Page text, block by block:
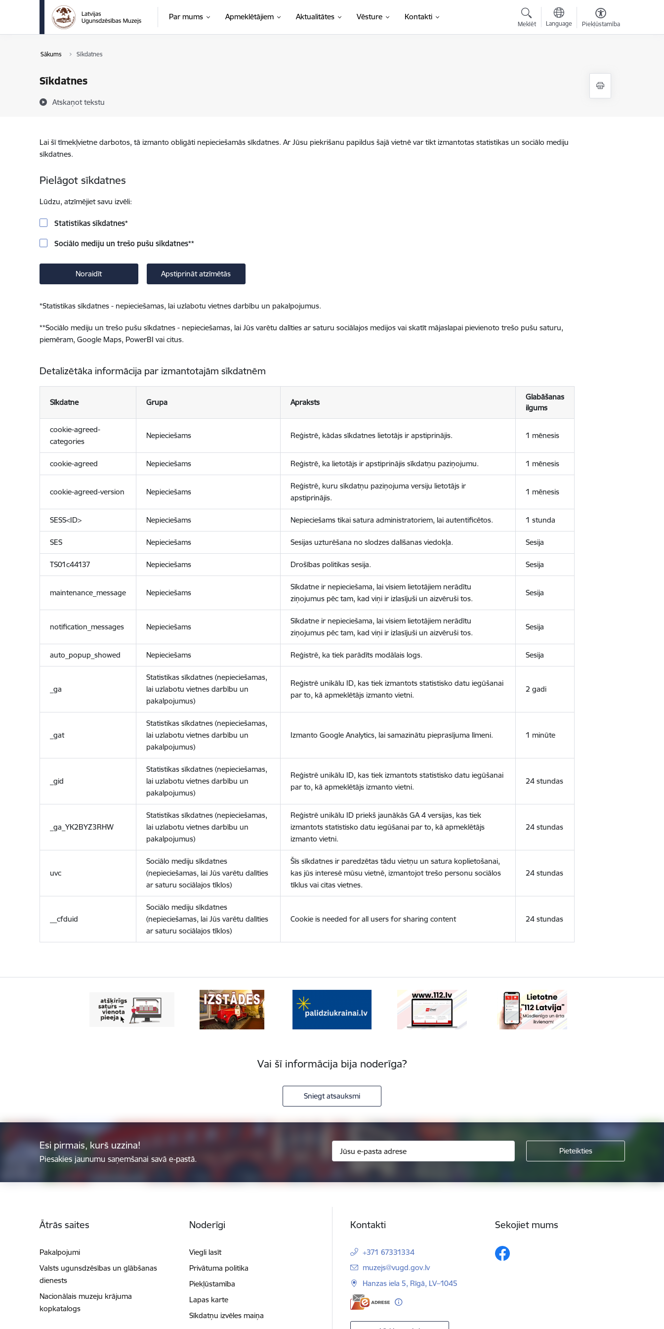
Pāriet uz lapas saturu
Par mums Apmeklētājiem Aktualitātes Vēsture Kontakti
Meklēt Language Piekļūstamība
Sākums Sīkdatnes
Sīkdatnes
Atskaņot tekstu
Lai šī tīmekļvietne darbotos, tā izmanto obligāti nepieciešamās sīkdatnes. Ar Jūsu piekrišanu papildus šajā vietnē var tikt izmantotas statistikas un sociālo mediju
sīkdatnes.
Pielāgot sīkdatnes
Lūdzu, atzīmējiet savu izvēli:
Statistikas sīkdatnes*
Sociālo mediju un trešo pušu sīkdatnes**
Noraidīt Apstiprināt atzīmētās
*Statistikas sīkdatnes - nepieciešamas, lai uzlabotu vietnes darbību un pakalpojumus.
**Sociālo mediju un trešo pušu sīkdatnes - nepieciešamas, lai Jūs varētu dalīties ar saturu sociālajos medijos vai skatīt mājaslapai pievienoto trešo pušu saturu,
piemēram, Google Maps, PowerBI vai citus.
Detalizētāka informācija par izmantotajām sīkdatnēm
Sīkdatne Grupa Apraksts
Glabāšanas
ilgums
cookie-agreed-
categories
Nepieciešams Reģistrē, kādas sīkdatnes lietotājs ir apstiprinājis. 1 mēnesis
cookie-agreed Nepieciešams Reģistrē, ka lietotājs ir apstiprinājis sīkdatņu paziņojumu. 1 mēnesis
cookie-agreed-version Nepieciešams
Reģistrē, kuru sīkdatņu paziņojuma versiju lietotājs ir
apstiprinājis.
1 mēnesis
SESS<ID> Nepieciešams Nepieciešams tikai satura administratoriem, lai autentificētos. 1 stunda
SES Nepieciešams Sesijas uzturēšana no slodzes dalīšanas viedokļa. Sesija
TS01c44137 Nepieciešams Drošības politikas sesija. Sesija
maintenance_message Nepieciešams
Sīkdatne ir nepieciešama, lai visiem lietotājiem nerādītu
ziņojumus pēc tam, kad viņi ir izlasījuši un aizvēruši tos.
Sesija
notification_messages Nepieciešams
Sīkdatne ir nepieciešama, lai visiem lietotājiem nerādītu
ziņojumus pēc tam, kad viņi ir izlasījuši un aizvēruši tos.
Sesija
auto_popup_showed Nepieciešams Reģistrē, ka tiek parādīts modālais logs. Sesija
_ga
Statistikas sīkdatnes (nepieciešamas,
lai uzlabotu vietnes darbību un
pakalpojumus)
Reģistrē unikālu ID, kas tiek izmantots statistisko datu iegūšanai
par to, kā apmeklētājs izmanto vietni.
2 gadi
_gat
Statistikas sīkdatnes (nepieciešamas,
lai uzlabotu vietnes darbību un
pakalpojumus)
Izmanto Google Analytics, lai samazinātu pieprasījuma līmeni. 1 minūte
_gid
Statistikas sīkdatnes (nepieciešamas,
lai uzlabotu vietnes darbību un
pakalpojumus)
Reģistrē unikālu ID, kas tiek izmantots statistisko datu iegūšanai
par to, kā apmeklētājs izmanto vietni.
24 stundas
_ga_YK2BYZ3RHW
Statistikas sīkdatnes (nepieciešamas,
lai uzlabotu vietnes darbību un
pakalpojumus)
Reģistrē unikālu ID priekš jaunākās GA 4 versijas, kas tiek
izmantots statistisko datu iegūšanai par to, kā apmeklētājs
izmanto vietni.
24 stundas
uvc
Sociālo mediju sīkdatnes
(nepieciešamas, lai Jūs varētu dalīties
ar saturu sociālajos tīklos)
Šīs sīkdatnes ir paredzētas tādu vietņu un satura koplietošanai,
kas jūs interesē mūsu vietnē, izmantojot trešo personu sociālos
tīklus vai citas vietnes.
24 stundas
__cfduid
Sociālo mediju sīkdatnes
(nepieciešamas, lai Jūs varētu dalīties
ar saturu sociālajos tīklos)
Cookie is needed for all users for sharing content 24 stundas
Vai šī informācija bija noderīga?
Sniegt atsauksmi
Esi pirmais, kurš uzzina!
Piesakies jaunumu saņemšanai savā e-pastā.
Ātrās saites
Pakalpojumi
Valsts ugunsdzēsības un glābšanas
dienests
Nacionālais muzeju krājuma
kopkatalogs
Noderīgi
Viegli lasīt
Privātuma politika
Piekļūstamība
Lapas karte
Sīkdatņu izvēles maiņa
Kontakti
+371 67331334
E-pasts:
muzejs@vugd.gov.lv
Hanzas iela 5, Rīgā, LV–1045
Sekojiet mums